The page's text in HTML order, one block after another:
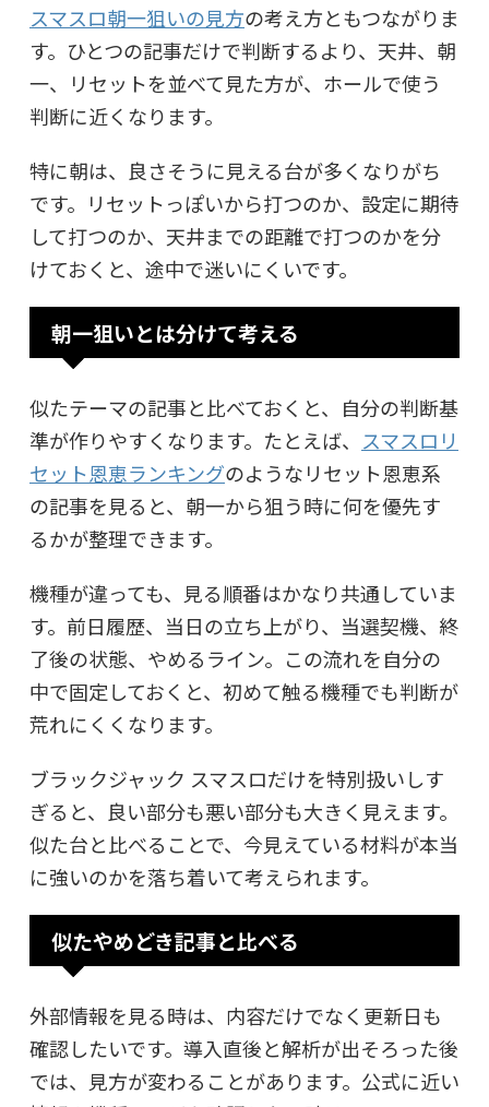
スマスロ朝一狙いの見方の考え方ともつながりま
す。ひとつの記事だけで判断するより、天井、朝
一、リセットを並べて見た方が、ホールで使う
判断に近くなります。
特に朝は、良さそうに見える台が多くなりがち
です。リセットっぽいから打つのか、設定に期待
して打つのか、天井までの距離で打つのかを分
けておくと、途中で迷いにくいです。
朝一狙いとは分けて考える
似たテーマの記事と比べておくと、自分の判断基
準が作りやすくなります。たとえば、
スマスロリ
セット恩恵ランキングのようなリセット恩恵系
の記事を見ると、朝一から狙う時に何を優先す
るかが整理できます。
機種が違っても、見る順番はかなり共通していま
す。前日履歴、当日の立ち上がり、当選契機、終
了後の状態、やめるライン。この流れを自分の
中で固定しておくと、初めて触る機種でも判断が
荒れにくくなります。
ブラックジャック スマスロだけを特別扱いしす
ぎると、良い部分も悪い部分も大きく見えます。
似た台と比べることで、今見えている材料が本当
に強いのかを落ち着いて考えられます。
似たやめどき記事と比べる
外部情報を見る時は、内容だけでなく更新日も
確認したいです。導入直後と解析が出そろった後
では、見方が変わることがあります。公式に近い